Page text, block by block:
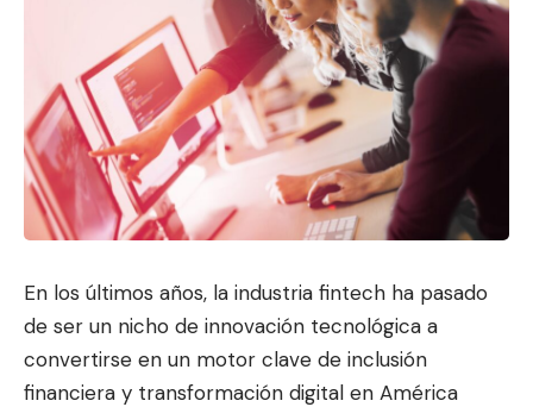
En los últimos años, la industria fintech ha pasado
de ser un nicho de innovación tecnológica a
convertirse en un motor clave de inclusión
financiera y transformación digital en América